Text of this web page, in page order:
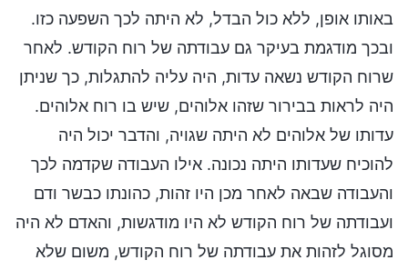
באותו אופן, ללא כול הבדל, לא היתה לכך השפעה כזו.
ובכך מודגמת בעיקר גם עבודתה של רוח הקודש. לאחר
שרוח הקודש נשאה עדות, היה עליה להתגלות, כך שניתן
היה לראות בבירור שזהו אלוהים, שיש בו רוח אלוהים.
עדותו של אלוהים לא היתה שגויה, והדבר יכול היה
להוכיח שעדותו היתה נכונה. אילו העבודה שקדמה לכך
והעבודה שבאה לאחר מכן היו זהות, כהונתו כבשר ודם
ועבודתה של רוח הקודש לא היו מודגשות, והאדם לא היה
מסוגל לזהות את עבודתה של רוח הקודש, משום שלא